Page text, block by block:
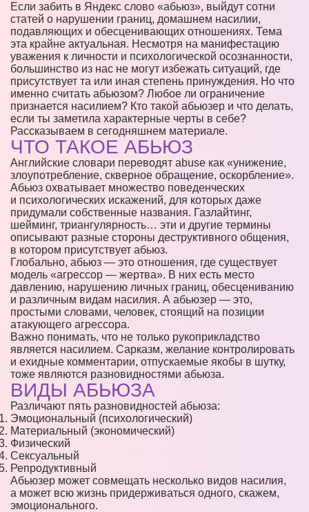
Если забить в Яндекс слово «абьюз», выйдут сотни
статей о нарушении границ, домашнем насилии,
подавляющих и обесценивающих отношениях. Тема
эта крайне актуальная. Несмотря на манифестацию
уважения к личности и психологической осознанности,
большинство из нас не могут избежать ситуаций, где
присутствует та или иная степень принуждения. Но что
именно считать абьюзом? Любое ли ограничение
признается насилием? Кто такой абьюзер и что делать,
если ты заметила характерные черты в себе?
Рассказываем в сегодняшнем материале.
ЧТО ТАКОЕ АБЬЮЗ
Английские словари переводят abuse как «унижение,
злоупотребление, скверное обращение, оскорбление».
Абьюз охватывает множество поведенческих
и психологических искажений, для которых даже
придумали собственные названия. Газлайтинг,
шейминг, триангулярность… эти и другие термины
описывают разные стороны деструктивного общения,
в котором присутствует абьюз.
Глобально, абьюз — это отношения, где существует
модель «агрессор — жертва». В них есть место
давлению, нарушению личных границ, обесцениванию
и различным видам насилия. А абьюзер — это,
простыми словами, человек, стоящий на позиции
атакующего агрессора.
Важно понимать, что не только рукоприкладство
является насилием. Сарказм, желание контролировать
и ехидные комментарии, отпускаемые якобы в шутку,
тоже являются разновидностями абьюза.
ВИДЫ АБЬЮЗА
Различают пять разновидностей абьюза:
Эмоциональный (психологический)
Материальный (экономический)
Физический
Сексуальный
Репродуктивный
Абьюзер может совмещать несколько видов насилия,
а может всю жизнь придерживаться одного, скажем,
эмоционального.